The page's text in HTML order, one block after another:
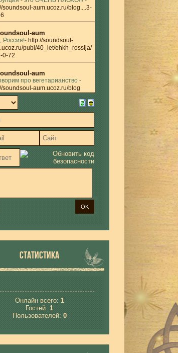
СТАТИСТИКА
Онлайн всего: 1
Гостей:1
Пользователей: 0